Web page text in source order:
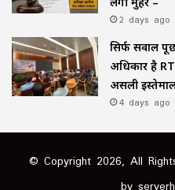
2 days ago
सिर्फ सवाल
अधिकार है
असली
4 days ago
© Copyright 2026, All